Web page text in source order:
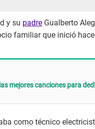
y su padre Gualberto
familiar que inició
mejores canciones para
como técnico